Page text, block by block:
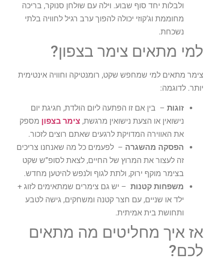
ולבלות יחד סוף שבוע. וילה עם שולחן סנוקר, בריכה
מחוממת וג’קוזי יכולה להפוך ערב רגיל לחוויה בלתי
נשכחת.
למי מתאים צימר בצפון?
צימר מתאים למי שמחפש שקט, רומנטיקה וחוויה אינטימית
יותר. לדוגמה:
זוגות – בין אם זו הפתעה ליום הולדת, חגיגת יום
נישואין או הצעת נישואין מרגשת, צימר בצפון מספק
את האווירה המדויקת לרגעים שאתם רוצים לזכור.
הפסקה מהשגרה – לפעמים כל מה שאנחנו צריכים
זה לעצור את המרוץ של החיים, לצאת לסופ”ש שקט
בצימר מוקף ירוק, ולתת לגוף ולנפש להיטען מחדש.
משפחות קטנות – יש גם צימרים שמתאימים לזוג +
ילד או שניים, עם חצר קטנה ומשחקים, גישה לטבע
ותחושת בית אמיתית.
אז איך מחליטים מה מתאים
לכם?